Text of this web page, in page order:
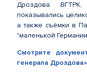
Дроздова
показывались
а также съёмки в
"маленькой
Смотрите
генерала